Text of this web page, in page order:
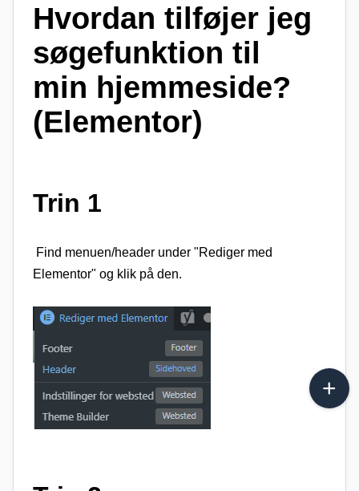
Hvordan tilføjer jeg
søgefunktion til
min hjemmeside?
(Elementor)
Trin 1
Find menuen/header under "Rediger med
Elementor" og klik på den.